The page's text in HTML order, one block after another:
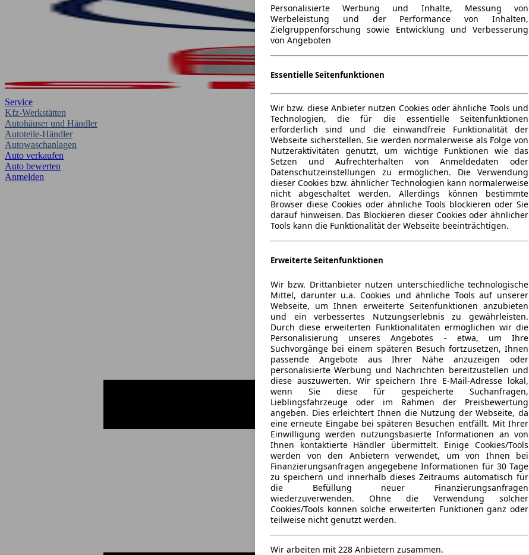
Service
Kfz-Werkstätten
Autohäuser und Händler
Autoteile-Händler
Autowaschanlagen
Auto verkaufen
Auto bewerten
Anmelden
Personalisierte Werbung und Inhalte, Messung von
Werbeleistung und der Performance von Inhalten,
Zielgruppenforschung sowie Entwicklung und Verbesserung
von Angeboten
Essentielle Seitenfunktionen
Wir bzw. diese Anbieter nutzen Cookies oder ähnliche Tools und
Technologien, die für die essentielle Seitenfunktionen
erforderlich sind und die einwandfreie Funktionalität der
Webseite sicherstellen. Sie werden normalerweise als Folge von
Nutzeraktivitäten genutzt, um wichtige Funktionen wie das
Setzen und Aufrechterhalten von Anmeldedaten oder
Datenschutzeinstellungen zu ermöglichen. Die Verwendung
dieser Cookies bzw. ähnlicher Technologien kann normalerweise
nicht abgeschaltet werden. Allerdings können bestimmte
Browser diese Cookies oder ähnliche Tools blockieren oder Sie
darauf hinweisen. Das Blockieren dieser Cookies oder ähnlicher
Tools kann die Funktionalität der Webseite beeinträchtigen.
Erweiterte Seitenfunktionen
Wir bzw. Drittanbieter nutzen unterschiedliche technologische
Mittel, darunter u.a. Cookies und ähnliche Tools auf unserer
Webseite, um Ihnen erweiterte Seitenfunktionen anzubieten
und ein verbessertes Nutzungserlebnis zu gewährleisten.
Durch diese erweiterten Funktionalitäten ermöglichen wir die
Personalisierung unseres Angebotes - etwa, um Ihre
Suchvorgänge bei einem späteren Besuch fortzusetzen, Ihnen
passende Angebote aus Ihrer Nähe anzuzeigen oder
personalisierte Werbung und Nachrichten bereitzustellen und
diese auszuwerten. Wir speichern Ihre E-Mail-Adresse lokal,
wenn Sie diese für gespeicherte Suchanfragen,
Lieblingsfahrzeuge oder im Rahmen der Preisbewertung
angeben. Dies erleichtert Ihnen die Nutzung der Webseite, da
eine erneute Eingabe bei späteren Besuchen entfällt. Mit Ihrer
Einwilligung werden nutzungsbasierte Informationen an von
Ihnen kontaktierte Händler übermittelt. Einige Cookies/Tools
werden von den Anbietern verwendet, um von Ihnen bei
Finanzierungsanfragen angegebene Informationen für 30 Tage
zu speichern und innerhalb dieses Zeitraums automatisch für
die Befüllung neuer Finanzierungsanfragen
wiederzuverwenden. Ohne die Verwendung solcher
Cookies/Tools können solche erweiterten Funktionen ganz oder
teilweise nicht genutzt werden.
Wir arbeiten mit 228 Anbietern zusammen.